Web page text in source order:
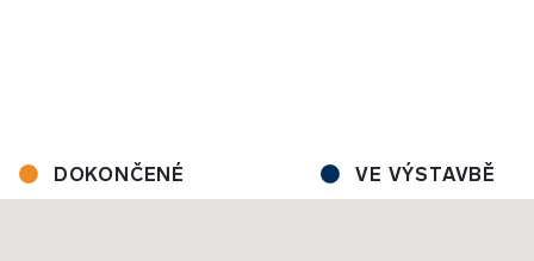
DOKONČENÉ VE VÝSTAVBĚ